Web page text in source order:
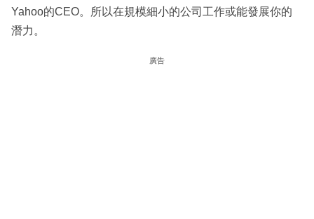
Yahoo的CEO。所以在規模細小的公司工作或能發展你的
潛力。
廣告